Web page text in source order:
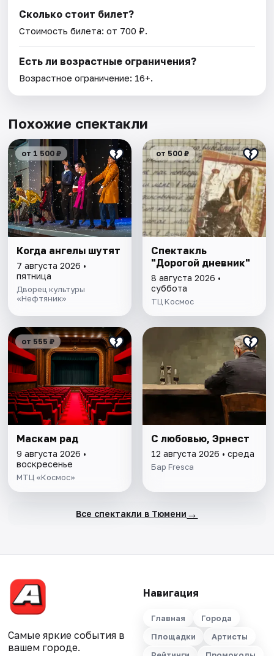
Сколько стоит билет?
Стоимость билета: от 700 ₽.
Есть ли возрастные ограничения?
Возрастное ограничение: 16+.
Похожие спектакли
от 1 500 ₽
Когда ангелы шутят
7 августа 2026 •
пятница
Дворец культуры
«Нефтяник»
от 500 ₽
Спектакль
"Дорогой дневник"
8 августа 2026 •
суббота
ТЦ Космос
от 555 ₽
Маскам рад
9 августа 2026 •
воскресенье
МТЦ «Космос»
С любовью, Эрнест
12 августа 2026 • среда
Бар Fresca
Все спектакли в Тюмени →
Самые яркие события в
вашем городе.
Навигация
Главная
Города
Площадки
Артисты